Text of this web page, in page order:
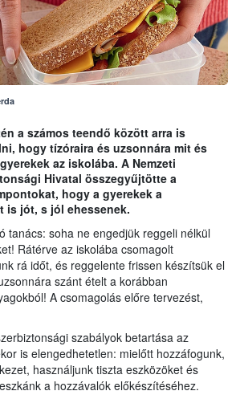
a számos teendő között arra is
hogy tízóraira és uzsonnára mit és
az iskolába. A Nemzeti
Hivatal összegyűjtötte a
hogy a gyerekek a
is jót, s jól ehessenek.
tanács: soha ne engedjük reggeli nélkül
Rátérve az iskolába csomagolt
rá időt, és reggelente frissen készítsük el
szánt ételt a korábban
A csomagolás előre tervezést,
szabályok betartása az
is elengedhetetlen: mielőtt hozzáfogunk,
használjunk tiszta eszközöket és
a hozzávalók előkészítéséhez.